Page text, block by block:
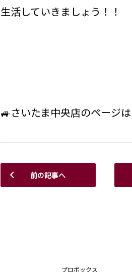
生活していきましょう！！
🚙さいたま中央店のページは
前の記事へ
プロボックス